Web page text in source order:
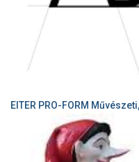
EITER PRO-FORM